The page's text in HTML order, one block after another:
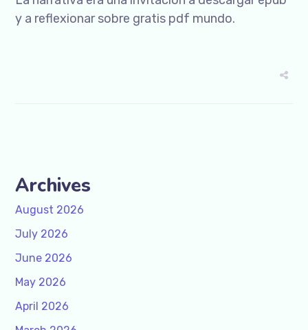
y a reflexionar sobre gratis pdf mundo.
Archives
August 2026
July 2026
June 2026
May 2026
April 2026